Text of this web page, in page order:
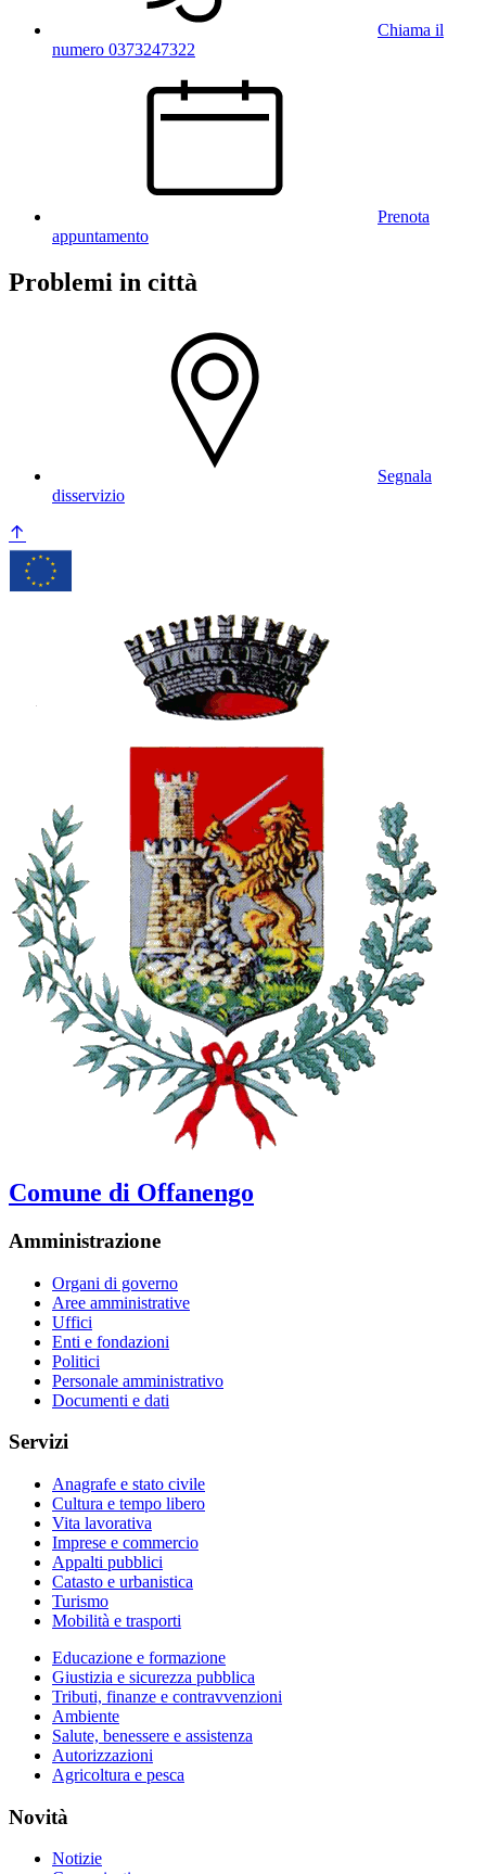
Chiama il
numero 0373247322
Prenota
appuntamento
Problemi in città
Segnala
disservizio
Comune di Offanengo
Amministrazione
Organi di governo
Aree amministrative
Uffici
Enti e fondazioni
Politici
Personale amministrativo
Documenti e dati
Servizi
Anagrafe e stato civile
Cultura e tempo libero
Vita lavorativa
Imprese e commercio
Appalti pubblici
Catasto e urbanistica
Turismo
Mobilità e trasporti
Educazione e formazione
Giustizia e sicurezza pubblica
Tributi, finanze e contravvenzioni
Ambiente
Salute, benessere e assistenza
Autorizzazioni
Agricoltura e pesca
Novità
Notizie